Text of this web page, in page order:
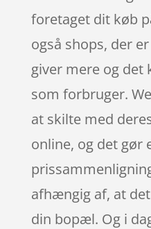
foretaget dit køb
også shops, der
giver mere og det
som forbruger.
at skilte med
online, og det gør
afhængig af, at
din bopæl. Og i